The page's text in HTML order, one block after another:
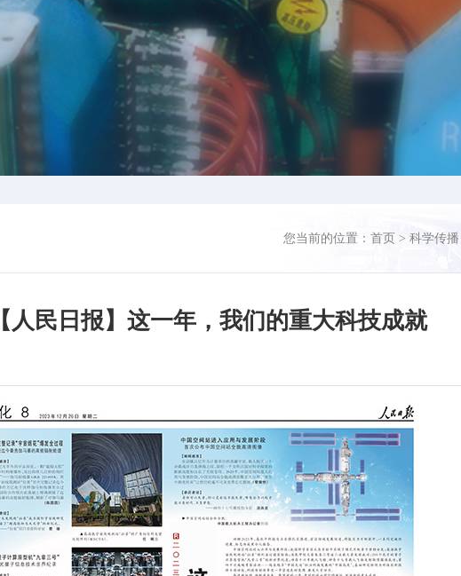
您当前的位置： 首页 > 科学传播
【人民日报】这一年，我们的重大科技成就